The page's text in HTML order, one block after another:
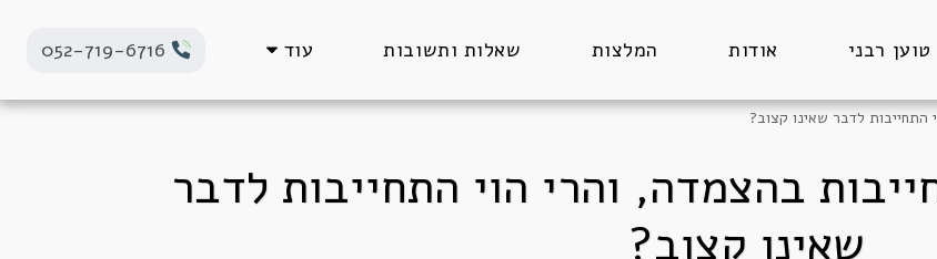
טוען רבני אודות המלצות שאלות ותשובות עוד 052-719-6716
התחייבות לדבר שאינו קצוב?
בהצמדה, והרי הוי התחייבות לדבר
שאינו קצוב?